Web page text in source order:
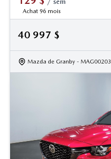
/ sem
Achat 96 mois
40 997 $
Mazda de Granby - MAG00203